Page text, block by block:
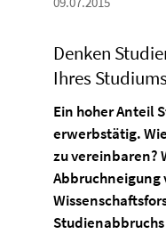
Denken
Ihres
Ein hoher Anteil
erwerbstätig.
zu vereinbaren?
Abbruchneigung